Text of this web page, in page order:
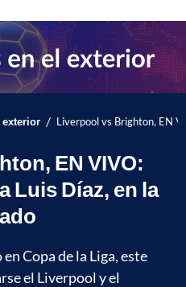
exterior / Liverpool vs Brighton, EN
EN VIVO:
Luis Díaz, en la
Copa de la Liga, este
el Liverpool y el